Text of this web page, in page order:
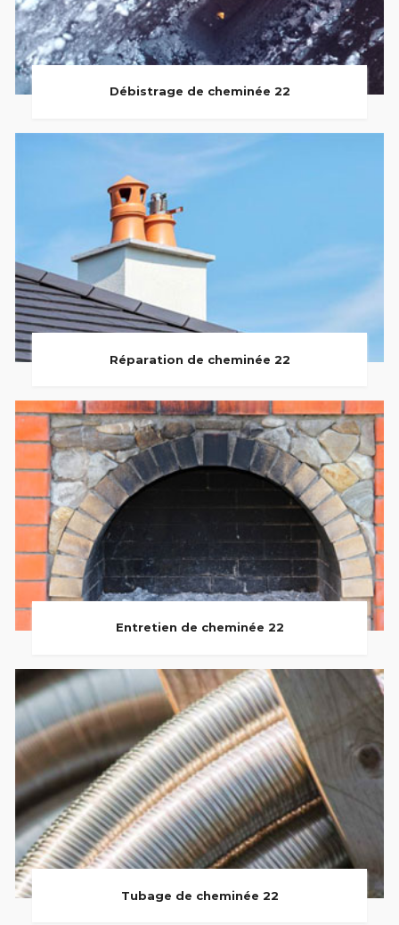
Débistrage de cheminée 22
Réparation de cheminée 22
Entretien de cheminée 22
Tubage de cheminée 22